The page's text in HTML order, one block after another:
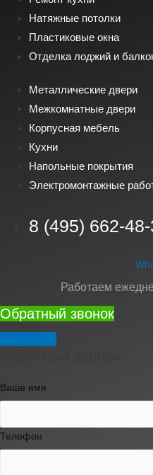
Натяжные потолки
Пластиковые окна
Отделка лоджий и
Металлические двери
Межкомнатные двери
Корпусная мебель
Кухни
Напольные покрытия
Электромонтажные
8 (495) 662-
Работаем
Обратный звонок
Ваше имя
Телефон